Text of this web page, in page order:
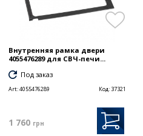
Внутренняя рамка двери
4055476289 для СВЧ-печи...
Под заказ
Art:4055476289 Код: 37321
1 760 грн